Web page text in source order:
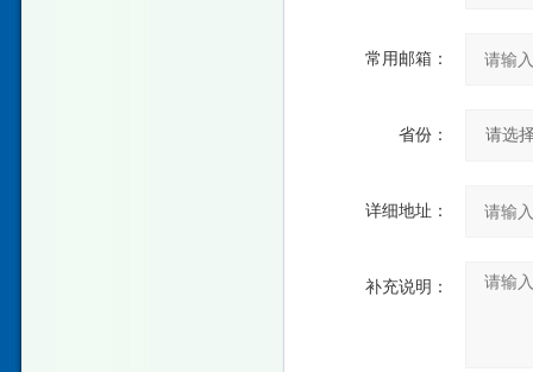
常用邮箱：
省份：
详细地址：
补充说明：